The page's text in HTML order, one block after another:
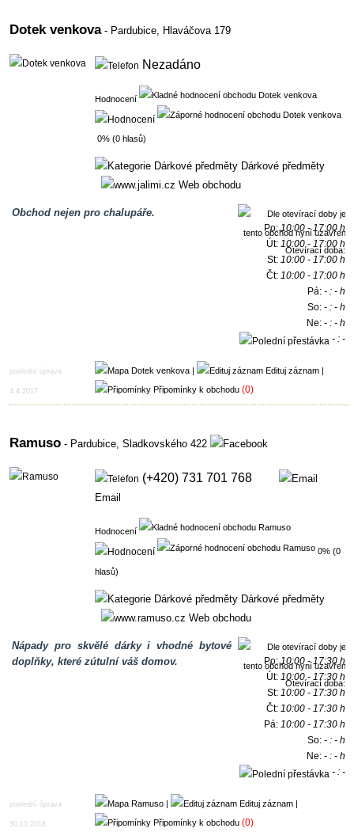
Dotek venkova- Pardubice, Hlaváčova 179
Nezadáno
Hodnocení
0% (0 hlasů)
Dárkové předměty
Web obchodu
Obchod nejen pro chalupáře.
Otevírací doba:
Po:10:00 - 17:00 h
Út:10:00 - 17:00 h
St:10:00 - 17:00 h
Čt:10:00 - 17:00 h
Pá:- : - h
So:- : - h
Ne:- : - h
- : -
poslední úprava
4.4.2017
| Edituj záznam|
Připomínky k obchodu (0)
Ramuso - Pardubice,Sladkovského 422
(+420) 731 701 768
Email
Hodnocení
0% (0
hlasů)
Dárkové předměty
Web obchodu
Nápady pro skvělé dárky i vhodné bytové
doplňky, které zútulní váš domov.
Otevírací doba:
Po:10:00 - 17:30 h
Út: 10:00 - 17:30 h
St: 10:00 - 17:30 h
Čt: 10:00 - 17:30 h
Pá: 10:00 - 17:30 h
So:- : - h
Ne:- : - h
- : -
poslední úprava
30.10.2018
| Edituj záznam|
Připomínky k obchodu (0)